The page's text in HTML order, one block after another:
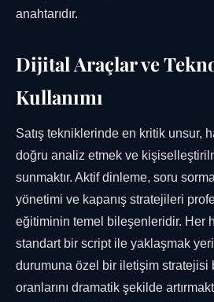
anahtarıdır.
Dijital Araçlar ve
Kullanımı
Satış tekniklerinde en kritik unsur,
doğru analiz etmek ve
sunmaktır. Aktif dinleme, soru
yönetimi ve kapanış stratejileri
eğitiminin temel bileşenleridir. Her
standart bir script ile yaklaşmak
durumuna özel bir iletişim stratejisi
oranlarını dramatik şekilde